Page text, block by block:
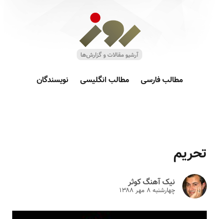
مطالب فارسی مطالب انگلیسی نویسندگان
تحریم
نیک آهنگ کوثر
چهارشنبه ۸ مهر ۱۳۸۸